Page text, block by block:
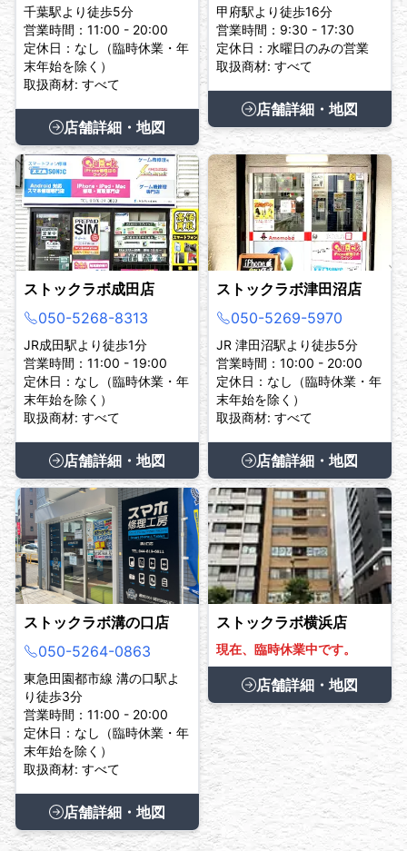
千葉駅より徒歩5分
営業時間：11:00 - 20:00
定休日：なし（臨時休業・年
末年始を除く）
取扱商材: すべて
店舗詳細・地図
甲府駅より徒歩16分
営業時間：9:30 - 17:30
定休日：水曜日のみの営業
取扱商材: すべて
店舗詳細・地図
ストックラボ成田店
050-5268-8313
JR成田駅より徒歩1分
営業時間：11:00 - 19:00
定休日：なし（臨時休業・年
末年始を除く）
取扱商材: すべて
店舗詳細・地図
ストックラボ津田沼店
050-5269-5970
JR 津田沼駅より徒歩5分
営業時間：10:00 - 20:00
定休日：なし（臨時休業・年
末年始を除く）
取扱商材: すべて
店舗詳細・地図
ストックラボ溝の口店
050-5264-0863
東急田園都市線 溝の口駅よ
り徒歩3分
営業時間：11:00 - 20:00
定休日：なし（臨時休業・年
末年始を除く）
取扱商材: すべて
店舗詳細・地図
ストックラボ横浜店
現在、臨時休業中です。
店舗詳細・地図